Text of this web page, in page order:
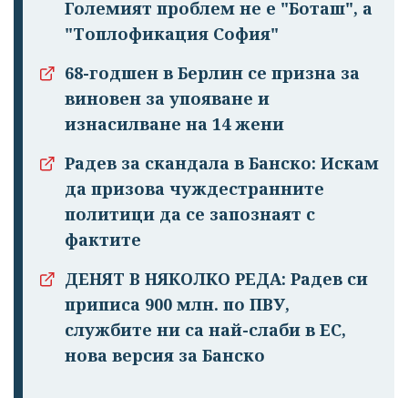
Големият проблем не е "Боташ", а
"Топлофикация София"
68-годшен в Берлин се призна за
виновен за упояване и
изнасилване на 14 жени
Радев за скандала в Банско: Искам
да призова чуждестранните
политици да се запознаят с
фактите
ДЕНЯТ В НЯКОЛКО РЕДА: Радев си
приписа 900 млн. по ПВУ,
службите ни са най-слаби в ЕС,
нова версия за Банско